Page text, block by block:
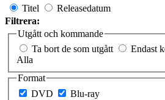
Titel
Releasedatum
Filtrera:
Utgått och kommande
Ta bort de som utgått
Endast
Alla
Format
DVD
Blu-ray